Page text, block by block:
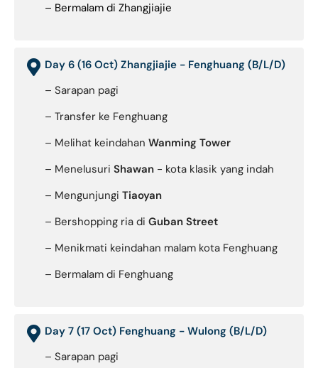
– Bermalam di Zhangjiajie
Day 6 (16 Oct) Zhangjiajie - Fenghuang (B/L/D)
– Sarapan pagi
– Transfer ke Fenghuang
– Melihat keindahan Wanming Tower
– Menelusuri Shawan - kota klasik yang indah
– Mengunjungi Tiaoyan
– Bershopping ria di Guban Street
– Menikmati keindahan malam kota Fenghuang
– Bermalam di Fenghuang
Day 7 (17 Oct) Fenghuang - Wulong (B/L/D)
– Sarapan pagi